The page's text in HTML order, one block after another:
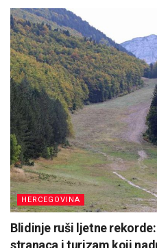
HERCEGOVINA
Blidinje ruši ljetne